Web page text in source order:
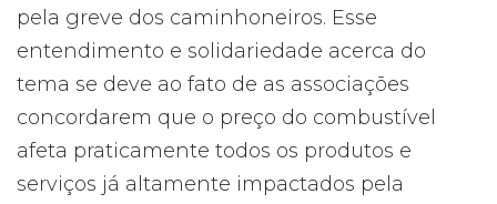
pela greve dos caminhoneiros. Esse
entendimento e solidariedade acerca do
tema se deve ao fato de as associações
concordarem que o preço do combustível
afeta praticamente todos os produtos e
serviços já altamente impactados pela